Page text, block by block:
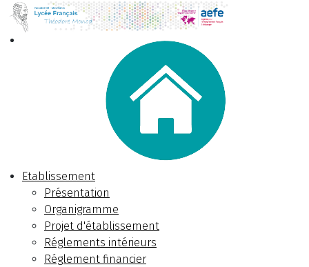
Etablissement
Présentation
Organigramme
Projet d'établissement
Réglements intérieurs
Réglement financier